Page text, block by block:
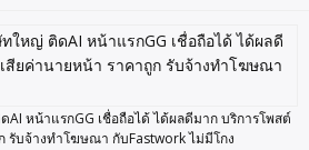
หน้าแรกGG เชื่อถือได้ ได้ผลดีมาก บริการโพสต์
รับจ้างทำโฆษณา กับFastwork ไม่มีโกง